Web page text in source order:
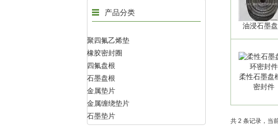
产品分类
聚四氟乙烯垫
橡胶密封圈
四氟盘根
石墨盘根
金属垫片
金属缠绕垫片
石墨垫片
油浸石墨
柔性石墨盘
密封件
共 2 条记录，当